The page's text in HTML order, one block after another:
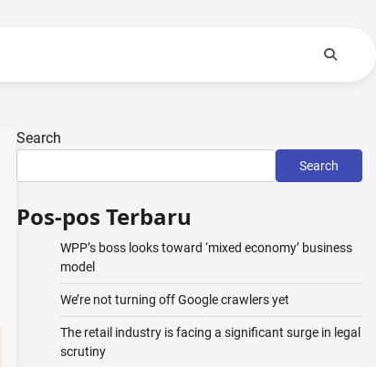
Search
Search
Pos-pos Terbaru
WPP’s boss looks toward ‘mixed economy’ business
model
We’re not turning off Google crawlers yet
The retail industry is facing a significant surge in legal
scrutiny